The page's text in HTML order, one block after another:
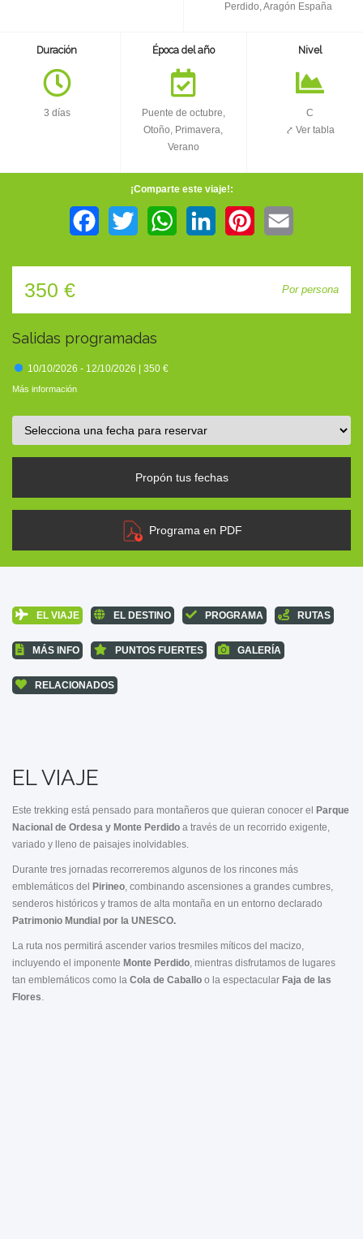
CONTACTO
Perdido, Aragón España
Duración
3 días
Época del año
Puente de octubre,
Otoño, Primavera,
Verano
Nivel
C
⤤ Ver tabla
¡Comparte este viaje!:
FacebookTwitter WhatsAppLinkedIn Pinterest
350 € Por persona
Salidas programadas
10/10/2026 - 12/10/2026 | 350 €
Más información
Propón tus fechas
Programa en PDF
EL VIAJE EL DESTINO PROGRAMA RUTAS
MÁS INFO PUNTOS FUERTES GALERÍA
RELACIONADOS
EL VIAJE
Este trekking está pensado para montañeros que quieran conocer el
Parque
Nacional de Ordesa y Monte Perdido a través de un recorrido exigente,
variado y lleno de paisajes inolvidables.
Durante tres jornadas recorreremos algunos de los rincones más
emblemáticos del
Pirineo, combinando ascensiones a grandes cumbres,
senderos históricos y tramos de alta montaña en un entorno declarado
Patrimonio Mundial por la UNESCO.
La ruta nos permitirá ascender varios tresmiles míticos del macizo,
incluyendo el imponente Monte Perdido, mientras disfrutamos de lugares
tan emblemáticos como la Cola de Caballo o la espectacular Faja de las
Flores.